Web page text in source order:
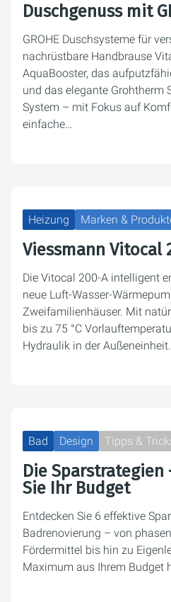
Duschgenuss mit
GROHE Duschsysteme für
nachrüstbare Handbrause
AquaBooster, das
und das elegante Grohtherm
System – mit Fokus auf
einfache…
Heizung Marken &
Viessmann Vitocal
Die Vitocal 200-A intelligent
neue Luft-Wasser-
Zweifamilienhäuser. Mit
bis zu 75 °C
Hydraulik in der Außeneinheit.
Bad Design Tipps &
Die
Sie Ihr Budget
Entdecken Sie 6 effektive
Badrenovierung – von
Fördermittel bis hin zu
Maximum aus Ihrem Budget